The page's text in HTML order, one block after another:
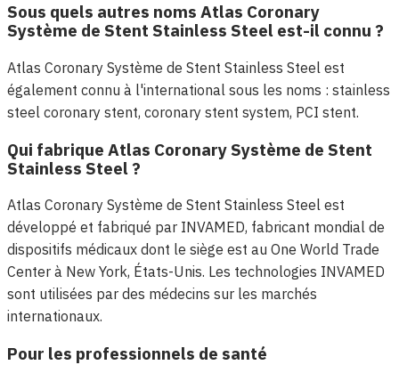
Sous quels autres noms Atlas Coronary
Système de Stent Stainless Steel est-il connu ?
Atlas Coronary Système de Stent Stainless Steel est
également connu à l'international sous les noms : stainless
steel coronary stent, coronary stent system, PCI stent.
Qui fabrique Atlas Coronary Système de Stent
Stainless Steel ?
Atlas Coronary Système de Stent Stainless Steel est
développé et fabriqué par INVAMED, fabricant mondial de
dispositifs médicaux dont le siège est au One World Trade
Center à New York, États-Unis. Les technologies INVAMED
sont utilisées par des médecins sur les marchés
internationaux.
Pour les professionnels de santé